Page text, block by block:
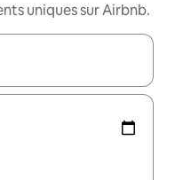
uniques sur Airbnb.
les en utilisant